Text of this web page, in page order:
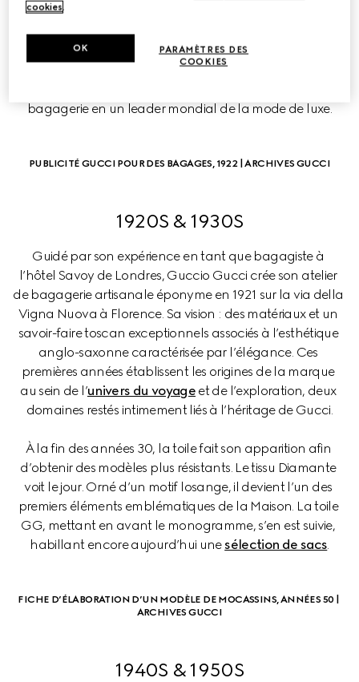
L’histoire de la Maison, qui s’étend sur plus d’un siècle,
met en évidence une vision en constante évolution.
Chaque décennie est marquée par une succession de
jalons historiques qui caractérisent l’évolution de la
bagagerie en un leader mondial de la mode de luxe.
PUBLICITÉ GUCCI POUR DES BAGAGES, 1922 | ARCHIVES GUCCI
1920S & 1930S
Guidé par son expérience en tant que bagagiste à
l’hôtel Savoy de Londres, Guccio Gucci crée son atelier
de bagagerie artisanale éponyme en 1921 sur la via della
Vigna Nuova à Florence. Sa vision : des matériaux et un
savoir-faire toscan exceptionnels associés à l’esthétique
anglo-saxonne caractérisée par l’élégance. Ces
premières années établissent les origines de la marque
au sein de l’univers du voyage et de l’exploration, deux
domaines restés intimement liés à l’héritage de Gucci.
À la fin des années 30, la toile fait son apparition afin
d’obtenir des modèles plus résistants. Le tissu Diamante
voit le jour. Orné d’un motif losange, il devient l’un des
premiers éléments emblématiques de la Maison. La toile
GG, mettant en avant le monogramme, s’en est suivie,
habillant encore aujourd’hui une sélection de sacs.
FICHE D’ÉLABORATION D’UN MODÈLE DE MOCASSINS, ANNÉES 50 |
ARCHIVES GUCCI
1940S & 1950S
cookies.
PARAMÈTRES DES
COOKIES
OK